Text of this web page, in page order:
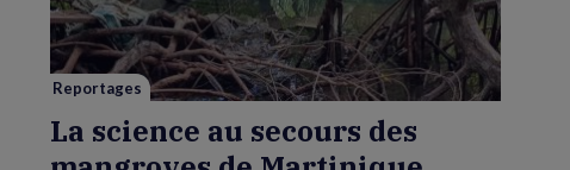
des
mangroves
de
Martinique
Reportages
La science au secours des